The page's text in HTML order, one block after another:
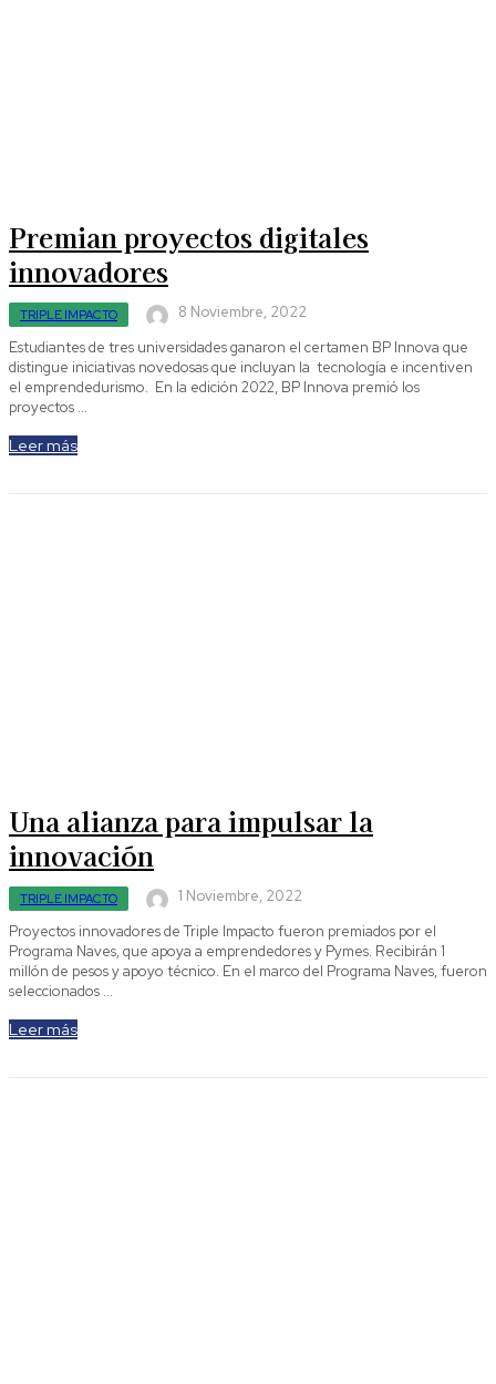
Premian proyectos digitales
innovadores
TRIPLE IMPACTO
8 Noviembre, 2022
Estudiantes de tres universidades ganaron el certamen BP Innova que
distingue iniciativas novedosas que incluyan la tecnología e incentiven
el emprendedurismo. En la edición 2022, BP Innova premió los
proyectos ...
Leer más
Una alianza para impulsar la
innovación
TRIPLE IMPACTO
1 Noviembre, 2022
Proyectos innovadores de Triple Impacto fueron premiados por el
Programa Naves, que apoya a emprendedores y Pymes. Recibirán 1
millón de pesos y apoyo técnico. En el marco del Programa Naves, fueron
seleccionados ...
Leer más